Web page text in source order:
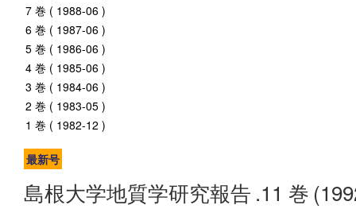
7 巻 ( 1988-06 )
6 巻 ( 1987-06 )
5 巻 ( 1986-06 )
4 巻 ( 1985-06 )
3 巻 ( 1984-06 )
2 巻 ( 1983-05 )
1 巻 ( 1982-12 )
最新号
島根大学地質学研究報告 .11 巻